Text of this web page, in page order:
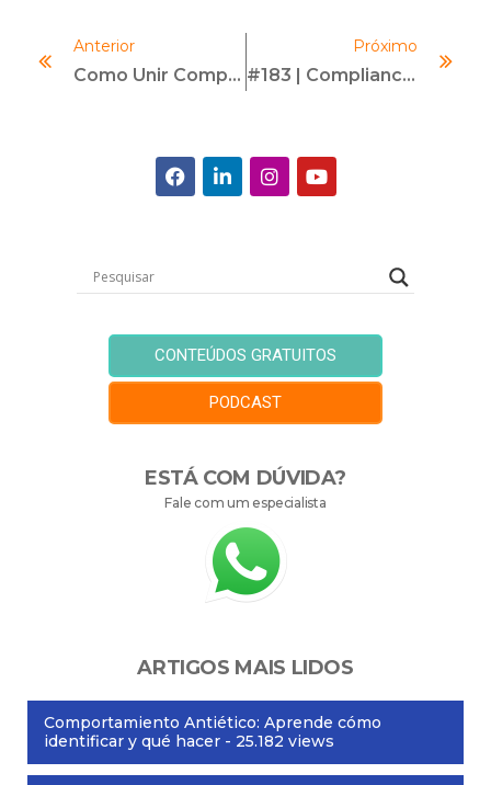
Anterior
Como Unir Compliance E IA Com Apoio Da Inteligência Analítica
Próximo
#183 | Compliance Na Saúde: Evoluções E Oportunidades | Com Benny Spiewak E Alex Malavazi
CONTEÚDOS GRATUITOS
PODCAST
ESTÁ COM DÚVIDA?
Fale com um especialista
ARTIGOS MAIS LIDOS
Comportamiento Antiético: Aprende cómo
identificar y qué hacer - 25.182 views